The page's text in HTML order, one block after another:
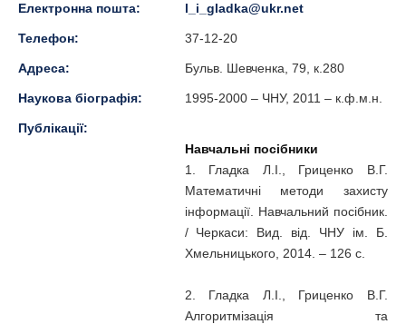
Електронна пошта: l_i_gladka@ukr.net
Телефон: 37-12-20
Адреса: Бульв. Шевченка, 79, к.280
Наукова біографія: 1995-2000 – ЧНУ, 2011 – к.ф.м.н.
Публікації:
Навчальні посібники
1. Гладка Л.І., Гриценко В.Г.
Математичні методи захисту
інформації. Навчальний посібник.
/ Черкаси: Вид. від. ЧНУ ім. Б.
Хмельницького, 2014. – 126 с.
2. Гладка Л.І., Гриценко В.Г.
Алгоритмізація та